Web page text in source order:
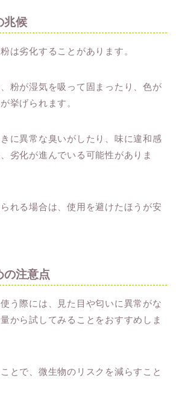
兆候
は劣化することがあります。
粉が湿気を吸って固まったり、色が
挙げられます。
に異常な臭いがしたり、味に違和感
劣化が進んでいる可能性がありま
れる場合は、使用を避けたほうが安
の注意点
う際には、見た目や匂いに異常がな
から試してみることをおすすめしま
とで、微生物のリスクを減らすこと